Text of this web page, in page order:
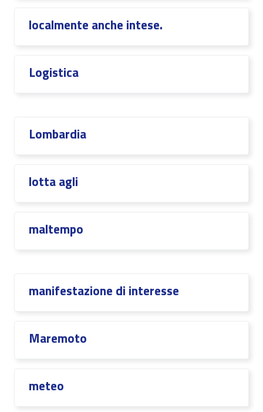
localmente anche intese.
Logistica
Lombardia
lotta agli
maltempo
manifestazione di interesse
Maremoto
meteo